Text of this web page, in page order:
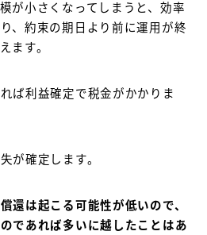
が小さくなってしまうと、効率
、約束の期日より前に運用が終
ます。
ば利益確定で税金がかかりま
が確定します。
還は起こる可能性が低いので、
であれば多いに越したことはあ